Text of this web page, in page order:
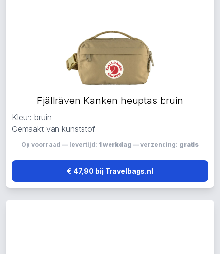
Fjällräven Kanken heuptas bruin
Kleur: bruin
Gemaakt van kunststof
Op voorraad — levertijd: 1 werkdag — verzending: gratis
€ 47,90 bij Travelbags.nl